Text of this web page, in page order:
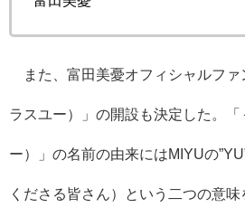
また、富田美憂オフィシャルファ
ラスユー）」の開設も決定した。「
ー）」の名前の由来にはMIYUの
くださる皆さん）という二つの意味